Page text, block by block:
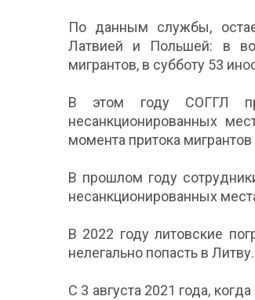
По данным службы,
Латвией и Польшей: в
мигрантов, в субботу 53
В этом году СОГГЛ
несанкционированных
момента притока
В прошлом году
несанкционированных
В 2022 году литовские
нелегально попасть в Литву.
С 3 августа 2021 года,